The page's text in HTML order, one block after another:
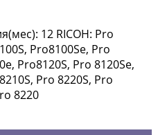
12 RICOH: Pro
Pro8100Se, Pro
Pro8120S, Pro 8120Se,
Pro 8220S, Pro
8220